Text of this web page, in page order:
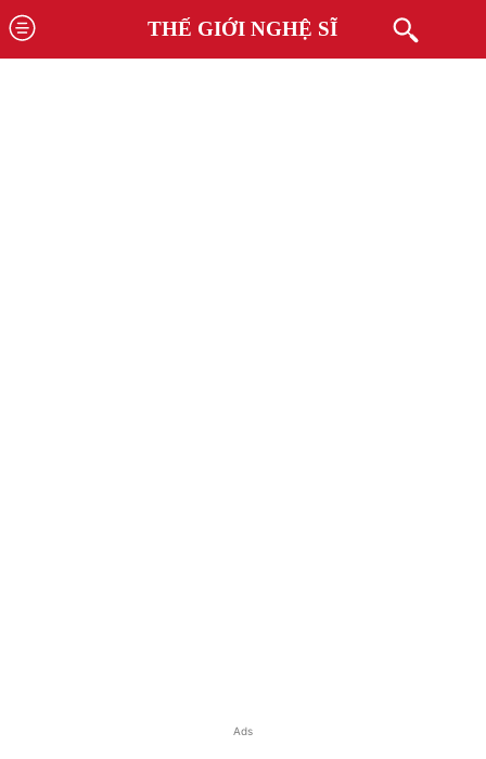
THẾ GIỚI NGHỆ SĨ
Ads